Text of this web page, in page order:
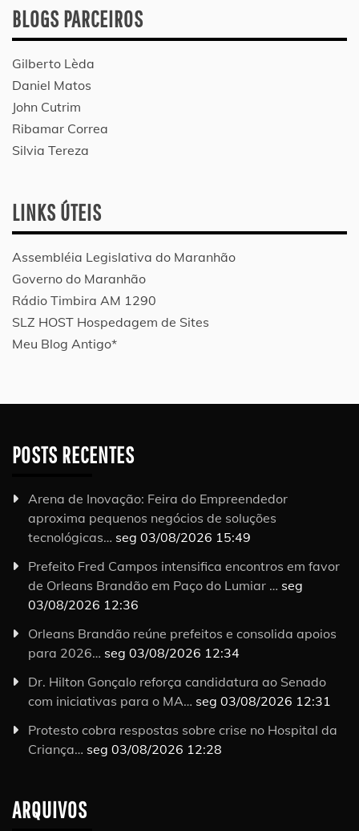
BLOGS PARCEIROS
Gilberto Lèda
Daniel Matos
John Cutrim
Ribamar Correa
Silvia Tereza
LINKS ÚTEIS
Assembléia Legislativa do Maranhão
Governo do Maranhão
Rádio Timbira AM 1290
SLZ HOST Hospedagem de Sites
Meu Blog Antigo*
POSTS RECENTES
Arena de Inovação: Feira do Empreendedor
aproxima pequenos negócios de soluções
tecnológicas… seg 03/08/2026 15:49
Prefeito Fred Campos intensifica encontros em favor
de Orleans Brandão em Paço do Lumiar … seg
03/08/2026 12:36
Orleans Brandão reúne prefeitos e consolida apoios
para 2026… seg 03/08/2026 12:34
Dr. Hilton Gonçalo reforça candidatura ao Senado
com iniciativas para o MA… seg 03/08/2026 12:31
Protesto cobra respostas sobre crise no Hospital da
Criança… seg 03/08/2026 12:28
ARQUIVOS